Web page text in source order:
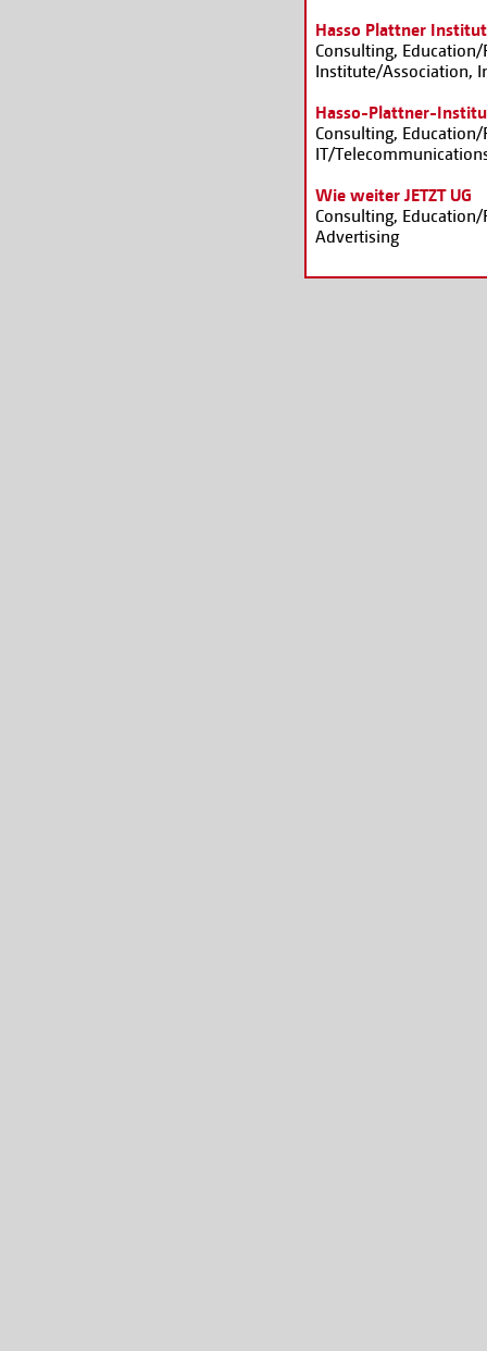
Hasso Plattner Institut
Consulting, Education/
Institute/Association,
Hasso-Plattner-
Consulting,
IT/
Wie weiter JETZT UG
Consulting,
Advertising